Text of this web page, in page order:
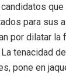
para sus
por dilatar la
tenacidad
pone en